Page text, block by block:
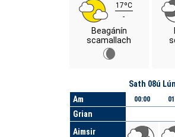
17ºC
-
Beagánín
scamallach
Am
Grian
Aimsir
Sath 08ú
00:00